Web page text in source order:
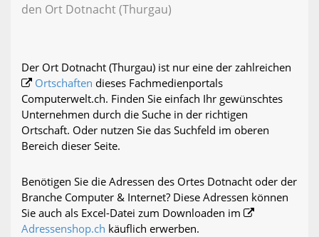
den Ort Dotnacht (Thurgau)
Der Ort Dotnacht (Thurgau) ist nur eine der zahlreichen
Ortschaften dieses Fachmedienportals
Computerwelt.ch. Finden Sie einfach Ihr gewünschtes
Unternehmen durch die Suche in der richtigen
Ortschaft. Oder nutzen Sie das Suchfeld im oberen
Bereich dieser Seite.
Benötigen Sie die Adressen des Ortes Dotnacht oder der
Branche Computer & Internet? Diese Adressen können
Sie auch als Excel-Datei zum Downloaden im
Adressenshop.ch käuflich erwerben.